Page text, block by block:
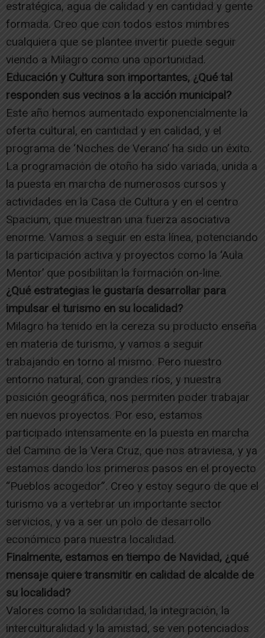
estratégica, agua de calidad y en cantidad y gente
formada. Creo que con todos estos mimbres
cualquiera que se plantee invertir puede seguir
viendo a Milagro como una oportunidad.
Educación y Cultura son importantes, ¿Qué tal
responden sus vecinos a la acción municipal?
Este año hemos aumentado exponencialmente la
oferta cultural, en cantidad y en calidad, y el
programa de ‘Noches de Verano’ ha sido un éxito.
La programación de otoño ha sido variada, unida a
la puesta en marcha de numerosos cursos y
actividades en la Casa de Cultura y en el centro
Spacium, que muestran una fuerza asociativa
enorme. Vamos a seguir en esta línea, potenciando
la participación activa y proyectos como la ‘Aula
Mentor’ que posibilitan la formación on-line.
¿Qué estrategias le gustaría desarrollar para
impulsar el turismo en su localidad?
Milagro ha tenido en la cereza su producto enseña
en materia de turismo, y vamos a seguir
trabajando en torno al mismo. Pero nuestro
entorno natural, con grandes ríos, y nuestra
posición geográfica, nos permiten poder trabajar
en nuevos proyectos. Por eso, estamos
participado intensamente en la puesta en marcha
del Camino de la Vera Cruz, que nos atraviesa, y ya
estamos dando los primeros pasos en el proyecto
“Pueblos acogedor”. Creo y estoy seguro de que el
turismo va a vertebrar un importante sector
servicios, y va a ser un polo de desarrollo
económico para nuestra localidad.
Finalmente, estamos en tiempo de Navidad, ¿qué
mensaje quiere transmitir en calidad de alcalde de
su localidad?
Valores como la solidaridad, la integración, la
interculturalidad y la amistad, se ven potenciados